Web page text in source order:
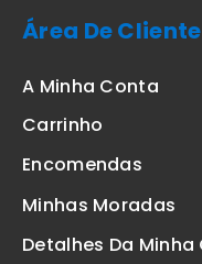
Área De Cliente
A Minha Conta
Carrinho
Encomendas
Minhas Moradas
Detalhes Da